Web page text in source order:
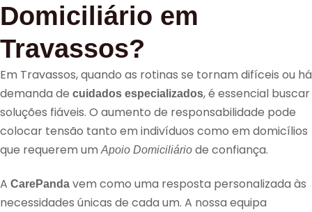
Domiciliário em
Travassos?
Em Travassos, quando as rotinas se tornam difíceis ou há
demanda de cuidados especializados, é essencial buscar
soluções fiáveis. O aumento de responsabilidade pode
colocar tensão tanto em indivíduos como em domicílios
que requerem umApoio Domiciliário de confiança.
A CarePanda vem como uma resposta personalizada às
necessidades únicas de cada um. A nossa equipa